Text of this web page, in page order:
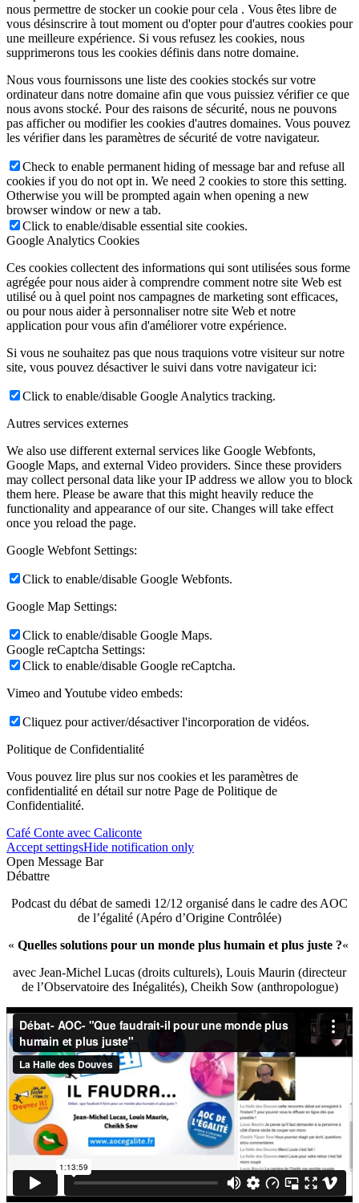
nous permettre de stocker un cookie pour cela . Vous êtes libre de
vous désinscrire à tout moment ou d'opter pour d'autres cookies pour
une meilleure expérience. Si vous refusez les cookies, nous
supprimerons tous les cookies définis dans notre domaine.
Nous vous fournissons une liste des cookies stockés sur votre
ordinateur dans notre domaine afin que vous puissiez vérifier ce que
nous avons stocké. Pour des raisons de sécurité, nous ne pouvons
pas afficher ou modifier les cookies d'autres domaines. Vous pouvez
les vérifier dans les paramètres de sécurité de votre navigateur.
Check to enable permanent hiding of message bar and refuse all
cookies if you do not opt in. We need 2 cookies to store this setting.
Otherwise you will be prompted again when opening a new
browser window or new a tab.
Click to enable/disable essential site cookies.
Google Analytics Cookies
Ces cookies collectent des informations qui sont utilisées sous forme
agrégée pour nous aider à comprendre comment notre site Web est
utilisé ou à quel point nos campagnes de marketing sont efficaces,
ou pour nous aider à personnaliser notre site Web et notre
application pour vous afin d'améliorer votre expérience.
Si vous ne souhaitez pas que nous traquions votre visiteur sur notre
site, vous pouvez désactiver le suivi dans votre navigateur ici:
Click to enable/disable Google Analytics tracking.
Autres services externes
We also use different external services like Google Webfonts,
Google Maps, and external Video providers. Since these providers
may collect personal data like your IP address we allow you to block
them here. Please be aware that this might heavily reduce the
functionality and appearance of our site. Changes will take effect
once you reload the page.
Google Webfont Settings:
Click to enable/disable Google Webfonts.
Google Map Settings:
Click to enable/disable Google Maps.
Google reCaptcha Settings:
Click to enable/disable Google reCaptcha.
Vimeo and Youtube video embeds:
Cliquez pour activer/désactiver l'incorporation de vidéos.
Politique de Confidentialité
Vous pouvez lire plus sur nos cookies et les paramètres de
confidentialité en détail sur notre Page de Politique de
Confidentialité.
Café Conte avec Caliconte
Accept settingsHide notification only
Open Message Bar
Débattre
Podcast du débat de samedi 12/12 organisé dans le cadre des AOC
de l’égalité (Apéro d’Origine Contrôlée)
« Quelles solutions pour un monde plus humain et plus juste ?«
avec Jean-Michel Lucas (droits culturels), Louis Maurin (directeur
de l’Observatoire des Inégalités), Cheikh Sow (anthropologue)